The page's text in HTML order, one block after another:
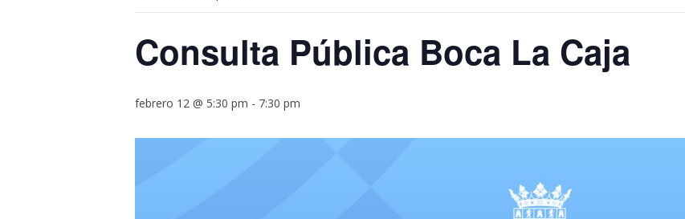
Consulta Pública Boca La Caja
febrero 12 @ 5:30 pm - 7:30 pm